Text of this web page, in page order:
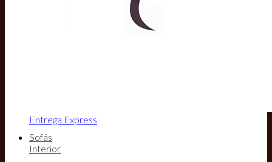
Entrega Express
Sofás
Interior